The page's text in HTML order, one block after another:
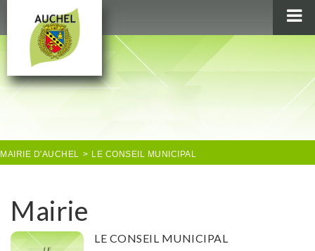
MAIRIE
AU QUOTIDIEN
AUCHEL EN IMAGES
MAIRIE D'AUCHEL > LE CONSEIL MUNICIPAL
Mairie
LE CONSEIL MUNICIPAL